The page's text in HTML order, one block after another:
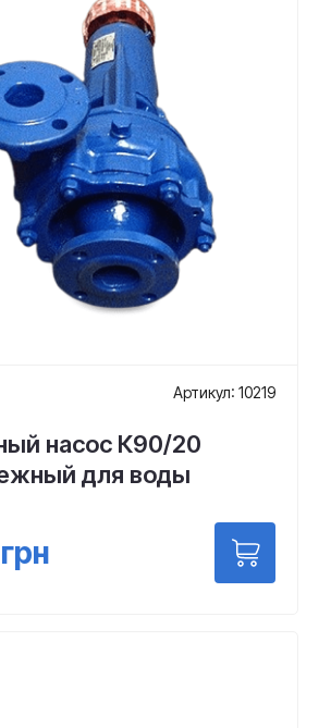
Артикул: 10219
насос К90/20
для воды
грн